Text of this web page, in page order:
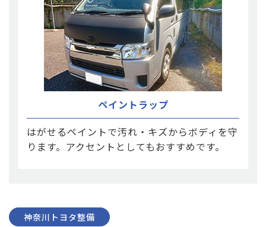
ペイントラップ
はがせるペイントで汚れ・キズからボディを守
ります。アクセントとしてもおすすめです。
神奈川トヨタ整備